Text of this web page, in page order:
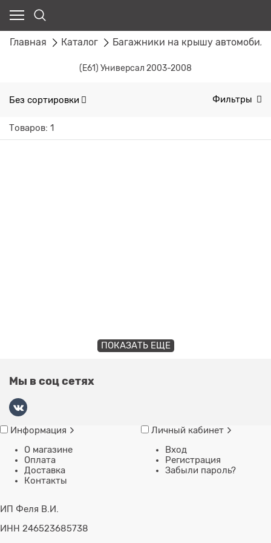
Главная Каталог Багажники на крышу автомобиля
(E61) Универсал 2003-2008
Без сортировки Фильтры
Товаров: 1
ПОКАЗАТЬ ЕЩЕ
Мы в соц сетях
Информация
О магазине
Оплата
Доставка
Контакты
Личный кабинет
Вход
Регистрация
Забыли пароль?
ИП Феля В.И.
ИНН 246523685738